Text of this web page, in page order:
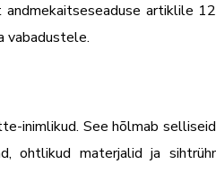
artiklile
vabadustele.
inimlikud. See hõlmab
ohtlikud materjalid ja